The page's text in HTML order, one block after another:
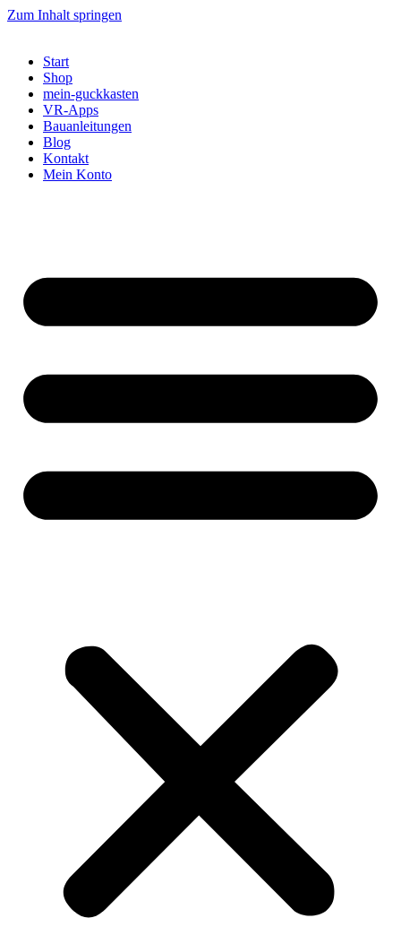
Zum Inhalt springen
Start
Shop
mein-guckkasten
VR-Apps
Bauanleitungen
Blog
Kontakt
Mein Konto